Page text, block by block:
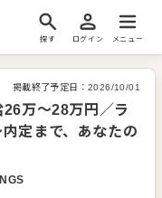
探す ログイン メニュー
掲載終了予定日： 2026/10/01
26万～28万円／ラ
定まで、あなたの